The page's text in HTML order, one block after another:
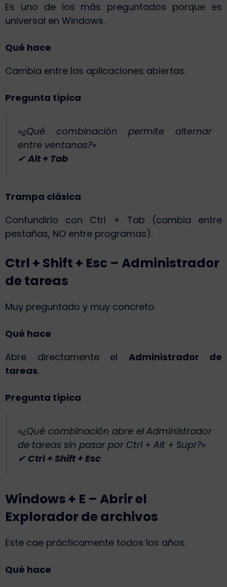
Es uno de los más preguntados porque es
universal en Windows.
Qué hace
Cambia entre las aplicaciones abiertas.
Pregunta típica
«¿Qué combinación permite alternar
entre ventanas?»
✔Alt + Tab
Trampa clásica
Confundirlo con Ctrl + Tab (cambia entre
pestañas, NO entre programas).
Ctrl + Shift + Esc – Administrador
de tareas
Muy preguntado y muy concreto.
Qué hace
Abre directamente el Administrador de
tareas.
Pregunta típica
«¿Qué combinación abre el Administrador
de tareas sin pasar por Ctrl + Alt + Supr?»
✔ Ctrl + Shift + Esc
Windows + E – Abrir el
Explorador de archivos
Este cae prácticamente todos los años.
Qué hace